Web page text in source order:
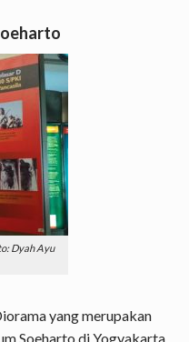
Dyah Ayu
yang merupakan
Soeharto di Yogyakarta.